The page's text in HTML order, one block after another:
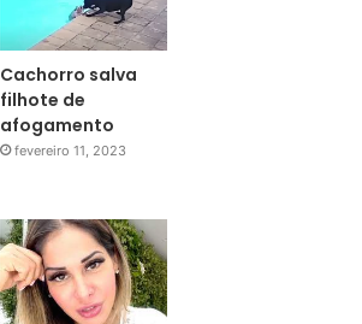
Cachorro salva
filhote de
afogamento
fevereiro 11, 2023